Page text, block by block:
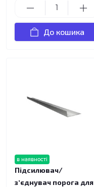
До кошика
в наявності
Підсилювач/
зʼєднувач порога для